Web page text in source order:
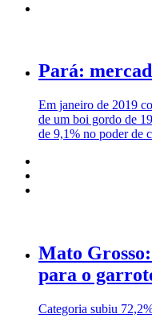
Pará:
Em janeiro de 2019
de um boi gordo de
de 9,1% no poder de
Mato
para o
Categoria subiu